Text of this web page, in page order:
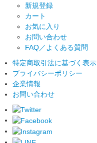
新規登録
カート
お気に入り
お問い合わせ
FAQ／よくある質問
特定商取引法に基づく表示
プライバシーポリシー
企業情報
お問い合わせ